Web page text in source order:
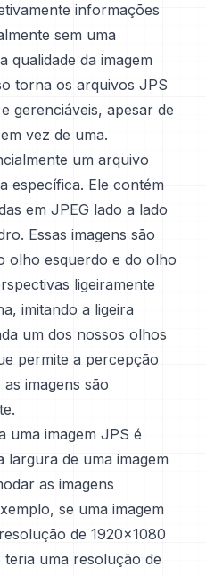
informações
sem uma
qualidade da imagem
torna os arquivos JPS
gerenciáveis, apesar de
vez de uma.
um arquivo
específica. Ele contém
em JPEG lado a lado
Essas imagens são
olho esquerdo e do olho
ligeiramente
imitando a ligeira
um dos nossos olhos
permite a percepção
imagens são
uma imagem JPS é
de uma imagem
as imagens
se uma imagem
de 1920x1080
teria uma resolução de